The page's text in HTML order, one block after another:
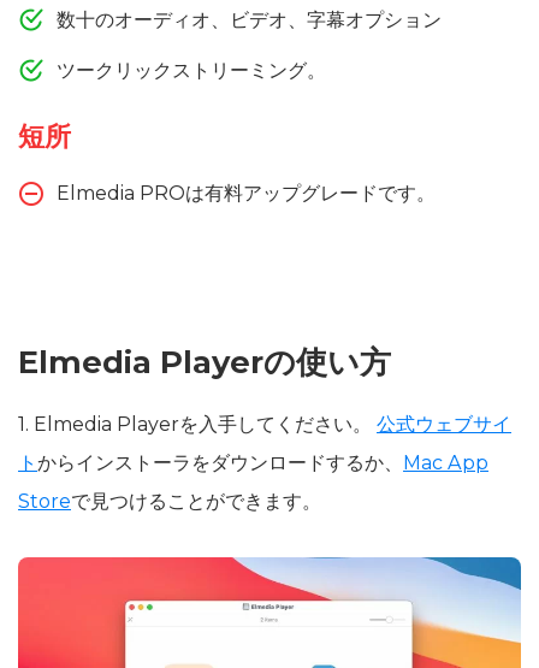
数十のオーディオ、ビデオ、字幕オプション
ツークリックストリーミング。
短所
Elmedia PROは有料アップグレードです。
Elmedia Playerの使い方
1. Elmedia Playerを入手してください。 公式ウェブサイ
ト からインストーラをダウンロードするか、 Mac App
Storeで見つけることができます。